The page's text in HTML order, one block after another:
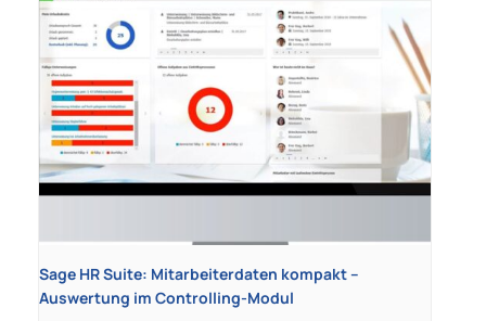
Sage HR Suite: Mitarbeiterdaten kompakt –
Auswertung im Controlling-Modul